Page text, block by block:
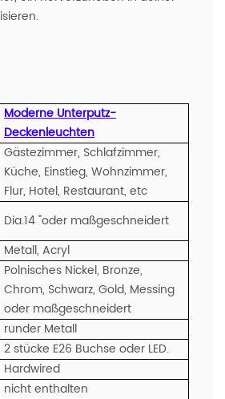
Moderne Unterputz-
Deckenleuchten
Gästezimmer, Schlafzimmer,
Küche, Einstieg, Wohnzimmer,
Flur, Hotel, Restaurant, etc
Dia.14 "oder maßgeschneidert
Metall, Acryl
Polnisches Nickel, Bronze,
Chrom, Schwarz, Gold, Messing
oder maßgeschneidert
runder Metall
2 stücke E26 Buchse oder LED.
Hardwired
nicht enthalten